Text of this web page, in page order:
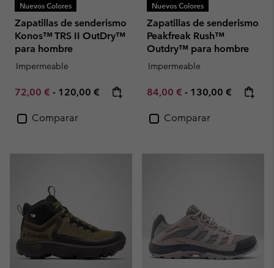
Nuevos Colores
Zapatillas de senderismo
Konos™ TRS II OutDry™
para hombre
Impermeable
Minimum sale price:
72,00 € - Maximum price:
120,00 €
Comparar
Nuevos Colores
Zapatillas de senderismo
Peakfreak Rush™
Outdry™ para hombre
Impermeable
Minimum sale price:
84,00 € - Maximum price:
130,00 €
Comparar